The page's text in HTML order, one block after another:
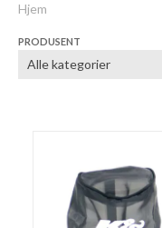
Hjem
PRODUSENT